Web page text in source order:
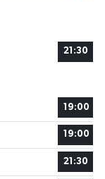
21:30
19:00
19:00
21:30